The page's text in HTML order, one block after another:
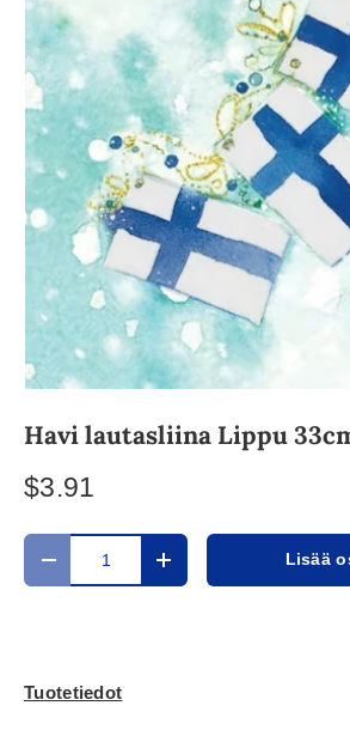
Havi lautasliina Lippu
$3.91
Määrä
Translation missing:Translation missing:
Lisää
Tuotetiedot